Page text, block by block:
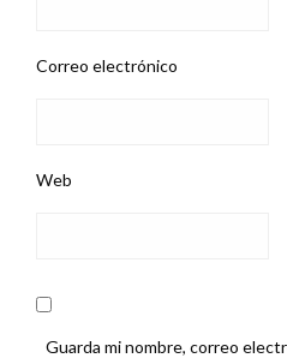
Correo electrónico
Web
Guarda mi nombre, correo